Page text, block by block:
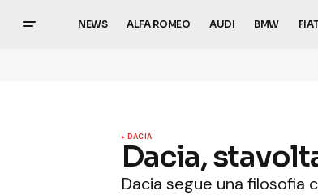
NEWS ALFA ROMEO AUDI BMW FIAT
DACIA
Dacia,
Dacia segue una filosofia